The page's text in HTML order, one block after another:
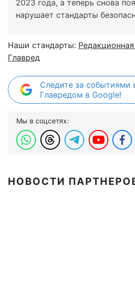
2023 года, а теперь снова
нарушает стандарты
Наши стандарты:
Главред
Следите за событиями
Главредом в Google!
Мы в соцсетях:
НОВОСТИ